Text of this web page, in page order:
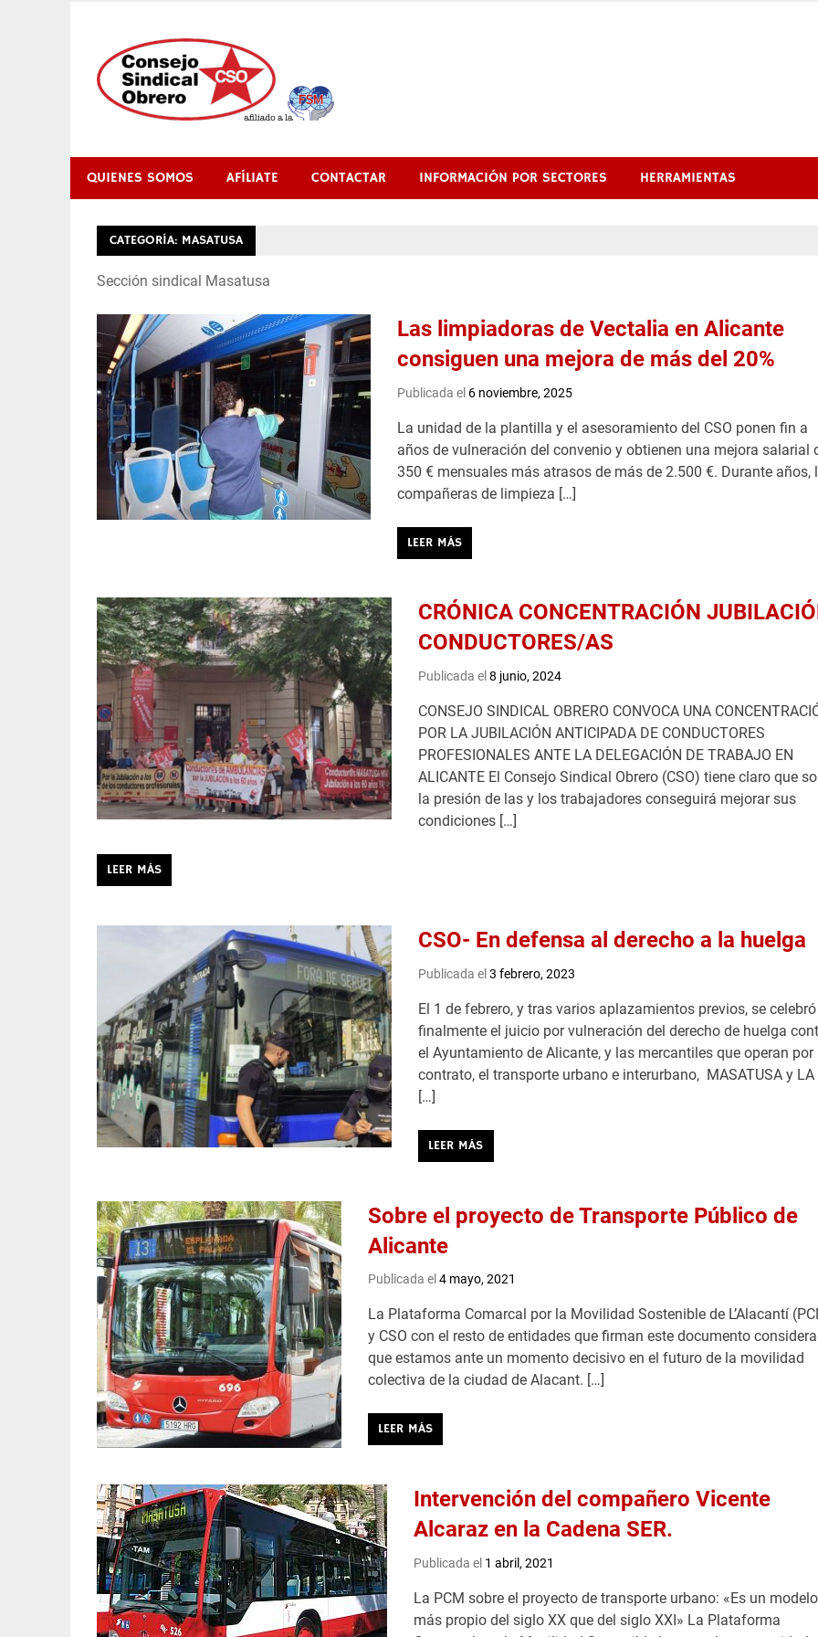
contenido
QUIENES SOMOS AFÍLIATE CONTACTAR INFORMACIÓN POR SECTORES HERRAMIENTAS
CATEGORÍA: MASATUSA
Sección sindical Masatusa
Las limpiadoras de Vectalia en Alicante
consiguen una mejora de más del 20%
Publicada el 6 noviembre, 2025
La unidad de la plantilla y el asesoramiento del CSO ponen fin a
años de vulneración del convenio y obtienen una mejora salarial
350 € mensuales más atrasos de más de 2.500 €. Durante años,
compañeras de limpieza […]
LEER MÁS
CRÓNICA CONCENTRACIÓN
CONDUCTORES/AS
Publicada el8 junio, 2024
CONSEJO SINDICAL OBRERO CONVOCA UNA
POR LA JUBILACIÓN ANTICIPADA DE CONDUCTORES
PROFESIONALES ANTE LA DELEGACIÓN DE TRABAJO EN
ALICANTE El Consejo Sindical Obrero (CSO) tiene claro que
la presión de las y los trabajadores conseguirá mejorar sus
condiciones […]
LEER MÁS
CSO- En defensa al derecho a la huelga
Publicada el3 febrero, 2023
El 1 de febrero, y tras varios aplazamientos previos, se celebró
finalmente el juicio por vulneración del derecho de huelga
el Ayuntamiento de Alicante, y las mercantiles que operan por
contrato, el transporte urbano e interurbano, MASATUSA y LA
[…]
LEER MÁS
Sobre el proyecto de Transporte Público de
Alicante
Publicada el 4 mayo, 2021
La Plataforma Comarcal por la Movilidad Sostenible de L’Alacantí
y CSO con el resto de entidades que firman este documento
que estamos ante un momento decisivo en el futuro de la movilidad
colectiva de la ciudad de Alacant. […]
LEER MÁS
Intervención del compañero Vicente
Alcaraz en la Cadena SER.
Publicada el 1 abril, 2021
La PCM sobre el proyecto de transporte urbano: «Es un modelo
más propio del siglo XX que del siglo XXI» La Plataforma